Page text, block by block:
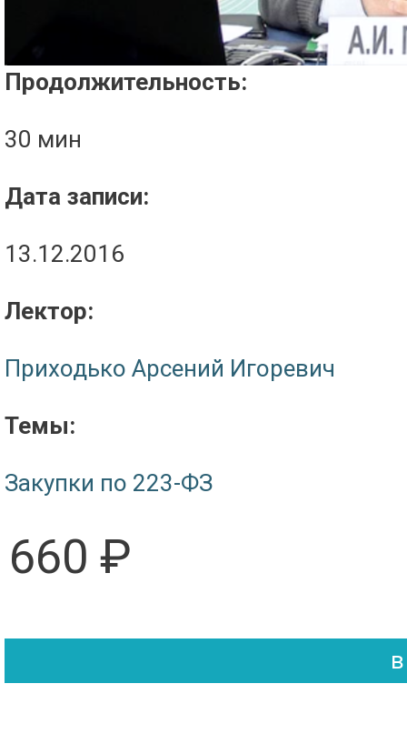
Продолжительность:
30 мин
Дата записи:
13.12.2016
Лектор:
Приходько Арсений Игоревич
Темы:
Закупки по 223-ФЗ
660 ₽